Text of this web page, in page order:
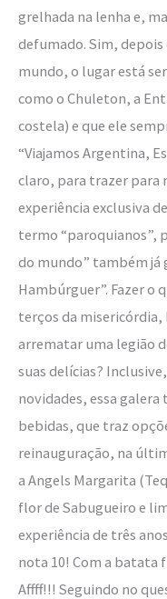
grelhada na lenha e,
defumado. Sim, depois
mundo, o lugar está
como o Chuleton, a
costela) e que ele
“Viajamos Argentina,
claro, para trazer para
experiência exclusiva
termo “paroquianos”,
do mundo” também já
Hambúrguer”. Fazer o
terços da misericórdia,
arrematar uma legião
suas delícias?
novidades, essa galera
bebidas, que traz
reinauguração, na
a Angels Margarita
flor de Sabugueiro e
experiência de três
nota 10! Com a batata
Affff!!! Seguindo no